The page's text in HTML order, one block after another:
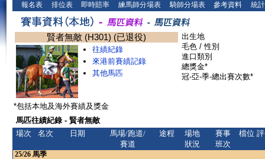
報名表 排位表 即時賠率 練馬師分場表 騎師分場表 參考資料 統
賢者無敵 (H301) (已退役)
往績紀錄
來港前賽績記錄
其他馬匹
出生地
毛色 / 性別
進口類別
總獎金*
冠-亞-季-總出賽次數*
*包括本地及海外賽績及獎金
馬匹往績紀錄 - 賢者無敵
場次
名次 日期
馬場/跑道/
賽道
途程
場地
狀況
賽事
班次
檔位
25/26 馬季